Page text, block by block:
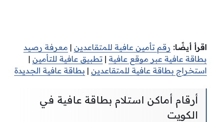
اقرأ أيضًا: رقم تأمين عافية للمتقاعدين | معرفة رصيد
بطاقة عافية عبر موقع عافية | تطبيق عافية للتأمين |
استخراج بطاقة عافية للمتقاعدين | بطاقة عافية الجديدة
أرقام أماكن استلام بطاقة عافية في
الكويت